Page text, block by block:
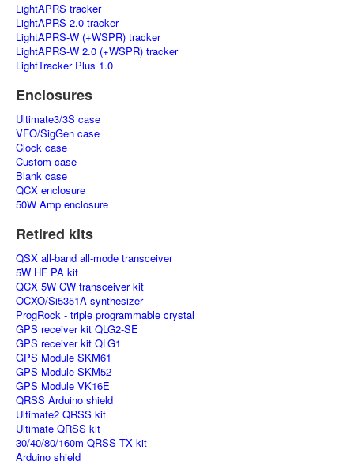
LightAPRS tracker
LightAPRS 2.0 tracker
LightAPRS-W (+WSPR) tracker
LightAPRS-W 2.0 (+WSPR) tracker
LightTracker Plus 1.0
Enclosures
Ultimate3/3S case
VFO/SigGen case
Clock case
Custom case
Blank case
QCX enclosure
50W Amp enclosure
Retired kits
QSX all-band all-mode transceiver
5W HF PA kit
QCX 5W CW transceiver kit
OCXO/Si5351A synthesizer
ProgRock - triple programmable crystal
GPS receiver kit QLG2-SE
GPS receiver kit QLG1
GPS Module SKM61
GPS Module SKM52
GPS Module VK16E
QRSS Arduino shield
Ultimate2 QRSS kit
Ultimate QRSS kit
30/40/80/160m QRSS TX kit
Arduino shield